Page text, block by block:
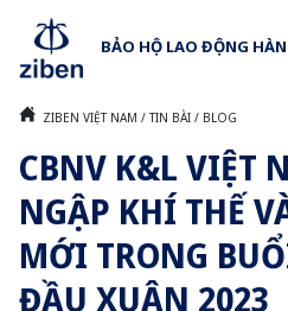
BẢO HỘ LAO ĐỘNG
ZIBEN VIỆT NAM /TIN BÀI / BLOG
CBNV K&L VIỆT
NGẬP KHÍ THẾ
MỚI TRONG
ĐẦU XUÂN 2023